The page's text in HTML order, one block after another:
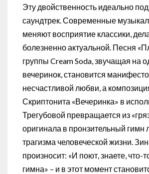
Эту двойственность идеально
саундтрек. Современные
меняют восприятие классики,
болезненно актуальной. Песня
группы Cream Soda, звучащая на
вечеринок, становится
несчастливой любви, а
Скриптонита «Вечеринка» в
Трегубовой превращается из
оригинала в пронзительный гимн
трагизма человеческой жизни.
произносит: «И поют, знаете, что-
гимна» – и в этот момент